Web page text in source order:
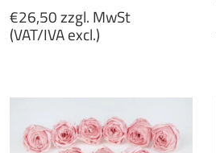
Regular
price
€26,50 zzgl. MwSt
(VAT/IVA excl.)
MwSt
(VAT/IVA
excl.)